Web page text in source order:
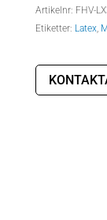
Artikelnr: FHV-
Etiketter: Latex,